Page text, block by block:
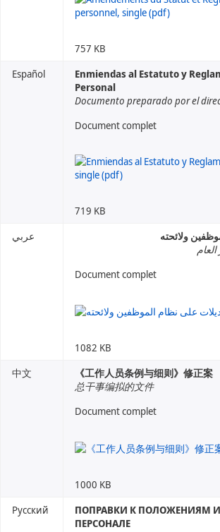
757 KB
Español
Enmiendas al Estatuto y
Personal
Documento preparado por el
Document complet
719 KB
عربي
ولائحته
Document complet
1082 KB
中文
《工作人员条例与细则》修正案
总干事编拟的文件
Document complet
1000 KB
Русский
ПОПРАВКИ К ПОЛОЖЕНИЯМ
ПЕРСОНАЛЕ